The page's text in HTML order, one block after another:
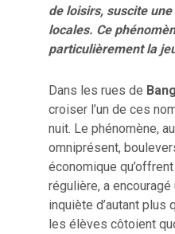
de loisirs, suscite
locales. Ce
particulièrement la
Dans les rues de
croiser l’un de ces
nuit. Le phénomène,
omniprésent,
économique
régulière, a
inquiète d’autant plus
les élèves côtoient